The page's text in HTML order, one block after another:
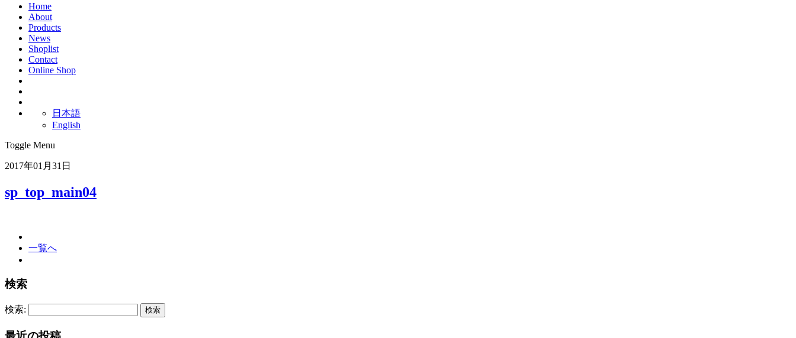
Home
About
Products
News
Shoplist
Contact
Online Shop
日本語
English
Toggle Menu
2017年01月31日
sp_top_main04
一覧へ
検索
検索: